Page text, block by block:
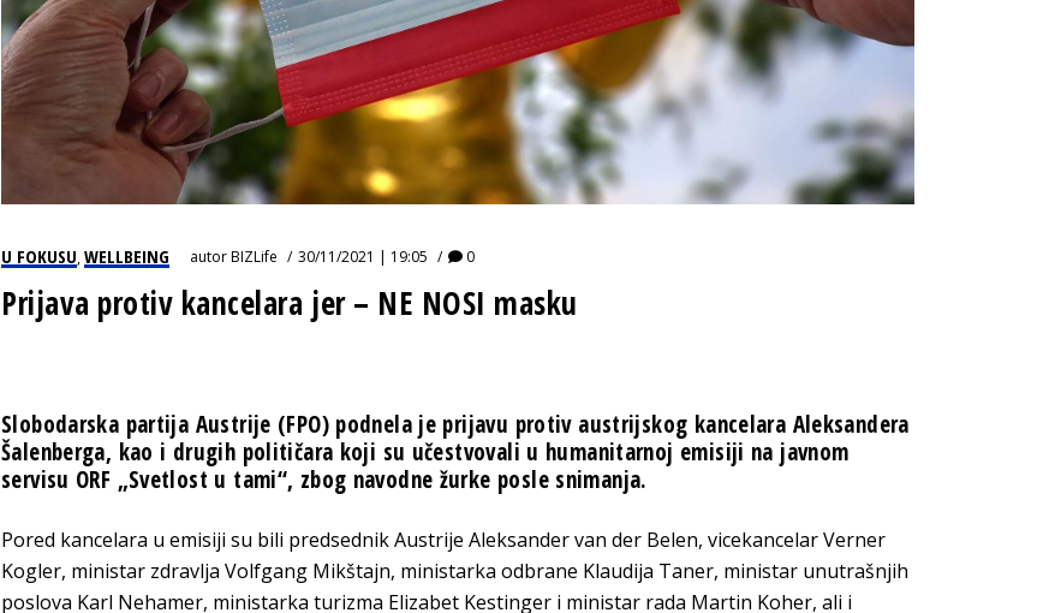
U FOKUSU,WELLBEING autorBIZLife 30/11/2021 | 19:05 0
Prijava protiv kancelara jer – NE NOSI masku
Slobodarska partija Austrije (FPO) podnela je prijavu protiv austrijskog kancelara Aleksandera
Šalenberga, kao i drugih političara koji su učestvovali u humanitarnoj emisiji na javnom
servisu ORF „Svetlost u tami“, zbog navodne žurke posle snimanja.
Pored kancelara u emisiji su bili predsednik Austrije Aleksander van der Belen, vicekancelar Verner
Kogler, ministar zdravlja Volfgang Mikštajn, ministarka odbrane Klaudija Taner, ministar unutrašnjih
poslova Karl Nehamer, ministarka turizma Elizabet Kestinger i ministar rada Martin Koher, ali i